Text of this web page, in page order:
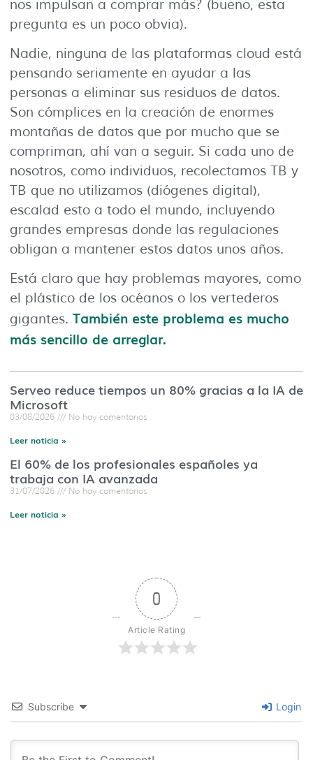
nos impulsan a comprar más? (bueno, esta
pregunta es un poco obvia).
Nadie, ninguna de las plataformas cloud está
pensando seriamente en ayudar a las
personas a eliminar sus residuos de datos.
Son cómplices en la creación de enormes
montañas de datos que por mucho que se
compriman, ahí van a seguir. Si cada uno de
nosotros, como individuos, recolectamos TB y
TB que no utilizamos (diógenes digital),
escalad esto a todo el mundo, incluyendo
grandes empresas donde las regulaciones
obligan a mantener estos datos unos años.
Está claro que hay problemas mayores, como
el plástico de los océanos o los vertederos
gigantes. También este problema es mucho
más sencillo de arreglar.
Serveo reduce tiempos un 80% gracias a la IA de
Microsoft
03/08/2026 No hay comentarios
Leer noticia »
El 60% de los profesionales españoles ya
trabaja con IA avanzada
31/07/2026 No hay comentarios
Leer noticia »
0
Article Rating
Subscribe Login